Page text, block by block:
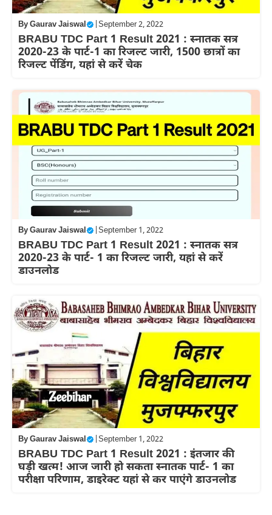
ByGaurav Jaiswal September 2, 2022
BRABU TDC Part 1 Result 2021 : स्नातक सत्र
2020-23 के पार्ट-1 का रिजल्ट जारी, 1500 छात्रों का
रिजल्ट पेंडिंग, यहां से करें चेक
ByGaurav Jaiswal September 1, 2022
BRABU TDC Part 1 Result 2021 : स्नातक सत्र
2020-23 के पार्ट- 1 का रिजल्ट जारी, यहां से करें
डाउनलोड
ByGaurav Jaiswal September 1, 2022
BRABU TDC Part 1 Result 2021 : इंतजार की
घड़ी खत्म! आज जारी हो सकता स्नातक पार्ट- 1 का
परीक्षा परिणाम, डाइरेक्ट यहां से कर पाएंगे डाउनलोड